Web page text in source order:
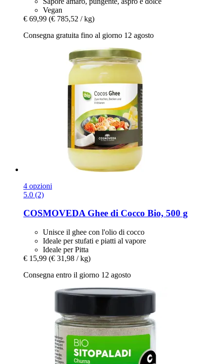
Vegan
€ 69,99 (€ 785,52 / kg)
Consegna gratuita fino al giorno 12 agosto
4 opzioni
5.0 (2)
COSMOVEDAGhee di Cocco Bio, 500 g
Unisce il ghee con l'olio di cocco
Ideale per stufati e piatti al vapore
Ideale per Pitta
€ 15,99 (€ 31,98 / kg)
Consegna entro il giorno 12 agosto